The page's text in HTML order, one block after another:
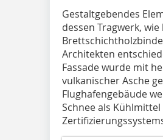
Gestaltgebendes
dessen Tragwerk,
Architekten
Fassade wurde mit
vulkanischer Asche
Flughafengebäude
Schnee als Kühlmittel